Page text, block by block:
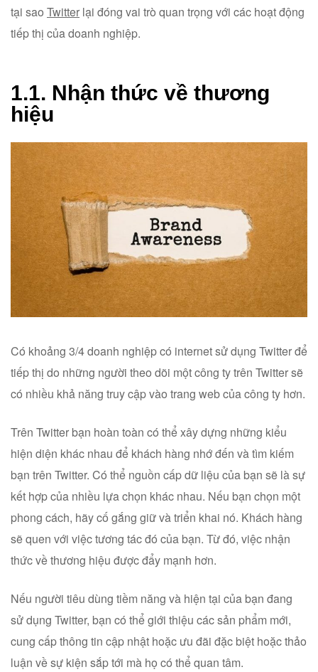
tại sao Twitter lại đóng vai trò quan trọng với các hoạt động
tiếp thị của doanh nghiệp.
1.1. Nhận thức về thương
hiệu
Có khoảng 3/4 doanh nghiệp có internet sử dụng Twitter để
tiếp thị do những người theo dõi một công ty trên Twitter sẽ
có nhiều khả năng truy cập vào trang web của công ty hơn.
Trên Twitter bạn hoàn toàn có thể xây dựng những kiểu
hiện diện khác nhau để khách hàng nhớ đến và tìm kiếm
bạn trên Twitter. Có thể nguồn cấp dữ liệu của bạn sẽ là sự
kết hợp của nhiều lựa chọn khác nhau. Nếu bạn chọn một
phong cách, hãy cố gắng giữ và triển khai nó. Khách hàng
sẽ quen với việc tương tác đó của bạn. Từ đó, việc nhận
thức về thương hiệu được đẩy mạnh hơn.
Nếu người tiêu dùng tiềm năng và hiện tại của bạn đang
sử dụng Twitter, bạn có thể giới thiệu các sản phẩm mới,
cung cấp thông tin cập nhật hoặc ưu đãi đặc biệt hoặc thảo
luận về sự kiện sắp tới mà họ có thể quan tâm.